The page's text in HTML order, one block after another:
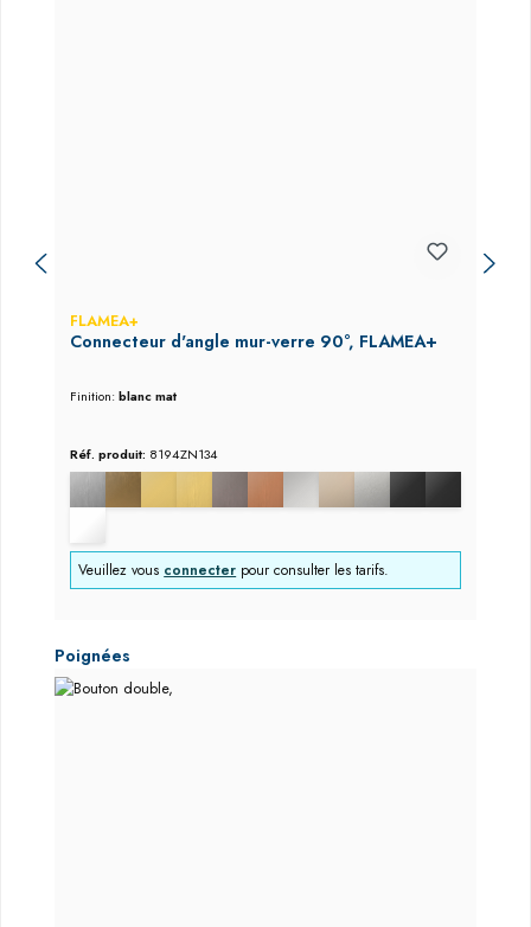
FLAMEA+
Connecteur d'angle mur-verre 90°, FLAMEA+
Finition:blanc mat
Réf. produit: 8194ZN134
Veuillez vous connecter pour consulter les tarifs.
Ignorer la galerie de produits
Poignées